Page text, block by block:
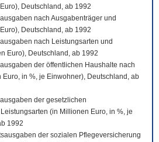
Deutschland, ab 1992
nach Ausgabenträger und
Deutschland, ab 1992
nach Leistungsarten und
Euro), Deutschland, ab 1992
der öffentlichen Haushalte nach
in %, je Einwohner), Deutschland, ab
der gesetzlichen
(in Millionen Euro, in %, je
1992
der sozialen Pflegeversicherung